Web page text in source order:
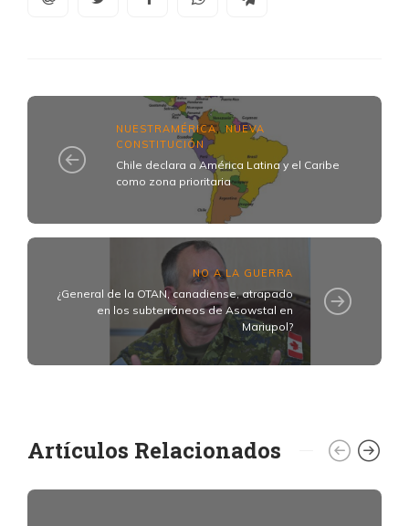
NUESTRAMÉRICA, NUEVA
CONSTITUCIÓN
Chile declara a América Latina y el Caribe
como zona prioritaria
NO A LA GUERRA
¿General de la OTAN, canadiense, atrapado
en los subterráneos de Asowstal en
Mariupol?
Artículos Relacionados